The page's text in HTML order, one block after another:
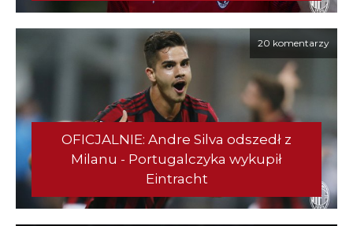
20 komentarzy
OFICJALNIE: Andre Silva odszedł z
Milanu - Portugalczyka wykupił
Eintracht